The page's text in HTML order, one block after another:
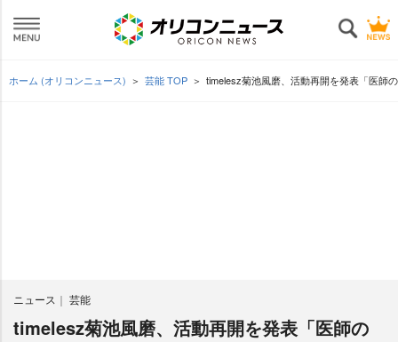
ホーム (オリコンニュース) 芸能 TOP timelesz菊池風磨、活動再開を発表「医師
ニュース 芸能
timelesz菊池風磨、活動再開を発表「医師の